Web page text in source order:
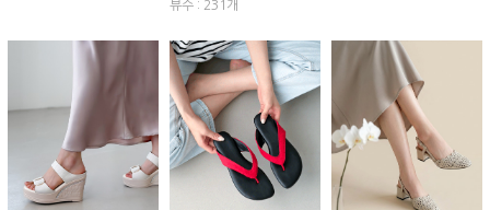
뷰수 : 231개